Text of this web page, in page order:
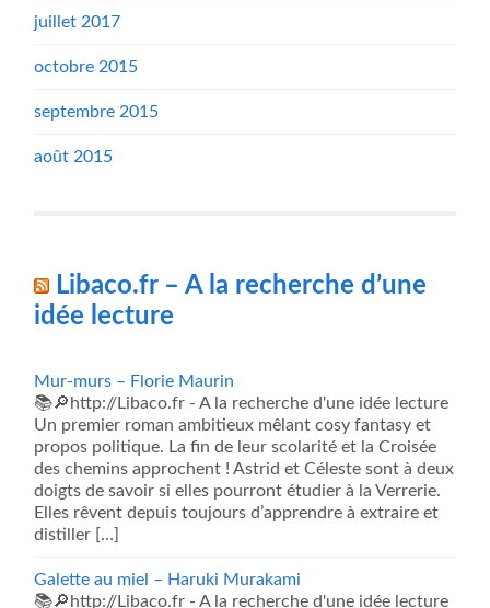
juillet 2017
octobre 2015
septembre 2015
août 2015
Libaco.fr – A la recherche d’une
idée lecture
Mur-murs – Florie Maurin
📚🔎http://Libaco.fr - A la recherche d'une idée lecture
Un premier roman ambitieux mêlant cosy fantasy et
propos politique. La fin de leur scolarité et la Croisée
des chemins approchent ! Astrid et Céleste sont à deux
doigts de savoir si elles pourront étudier à la Verrerie.
Elles rêvent depuis toujours d’apprendre à extraire et
distiller […]
Galette au miel – Haruki Murakami
📚🔎http://Libaco.fr - A la recherche d'une idée lecture